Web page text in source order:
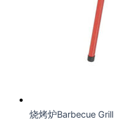
烧烤炉Barbecue Grill